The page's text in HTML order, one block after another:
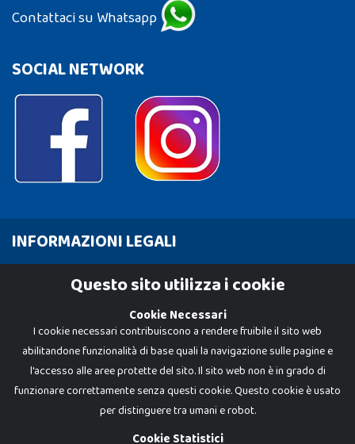
Contattaci su Whatsapp
SOCIAL NETWORK
INFORMAZIONI LEGALI
Cookie PolicyQuesto sito utilizza i cookie
Cookie Necessari
I cookie necessari contribuiscono a rendere fruibile il sito web
abilitandone funzionalità di base quali la navigazione sulle pagine e
l'accesso alle aree protette del sito. Il sito web non è in grado di
funzionare correttamente senza questi cookie. Questo cookie è usato
per distinguere tra umani e robot.
Cookie Statistici